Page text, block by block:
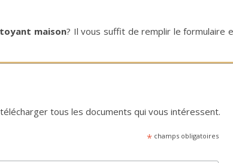
maison? Il vous suffit de remplir le formulaire
tous les documents qui vous intéressent.
* champs obligatoires